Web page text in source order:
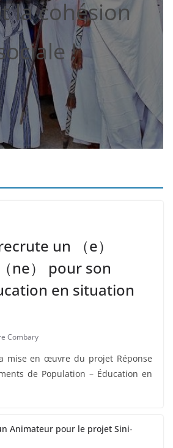
la cohésion
!
un （e）
ne） pour son
en situation
Combary
mise en œuvre du projet Réponse
de Population – Éducation en
Animateur pour le projet Sini-